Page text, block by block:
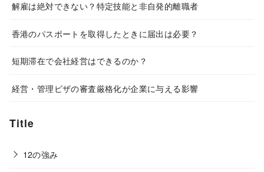
解雇は絶対できない？特定技能と非自発的離職者
香港のパスポートを取得したときに届出は必要？
短期滞在で会社経営はできるのか？
経営・管理ビザの審査厳格化が企業に与える影響
Title
12の強み